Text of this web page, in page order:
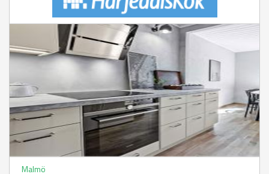
Malmö